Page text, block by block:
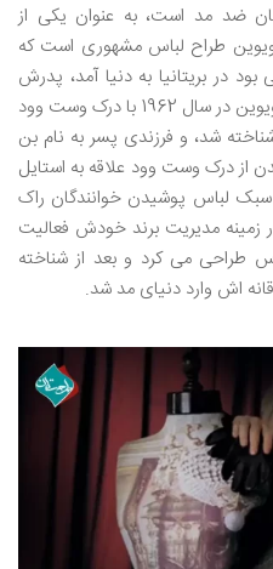
ضد مد است، به عنوان یکی از
ویوین طراح لباس مشهوری است که
بود در بریتانیا به دنیا آمد، پدرش
میوه فروش و مادرش خانه دار بود. ویوین در سال 1962 با درک وست وود
شد، و فرزندی پسر به نام بن
از درک وست وود علاقه به استایل
لباس پوشیدن خوانندگان راک
زمینه مدیریت برند خودش فعالیت
طراحی می کرد و بعد از شناخته
اش وارد دنیای مد شد.